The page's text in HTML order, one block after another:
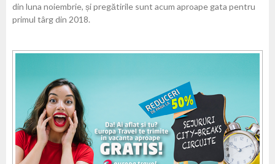
din luna noiembrie, și pregătirile sunt acum aproape gata pentru
primul târg din 2018.